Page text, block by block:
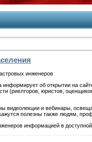
инженеров
информирует об открытии на
(риелторов, юристов,
видеолекции и вебинары,
полезны также людям,
информацией в